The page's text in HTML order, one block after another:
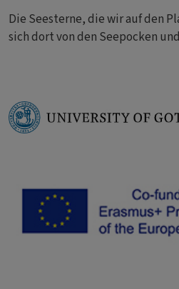
Die Seesterne, die wir auf den
sich dort von den Seepocken